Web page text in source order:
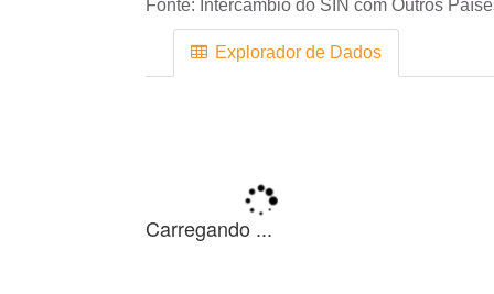
Fonte: Intercâmbio do SIN com Outros
Explorador de Dados